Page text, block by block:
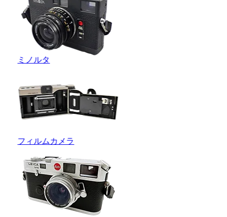
ミノルタ
フィルムカメラ